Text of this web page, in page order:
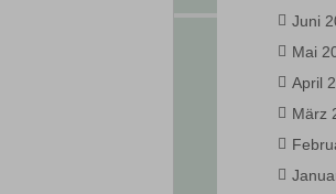
Juni
Mai
April
März